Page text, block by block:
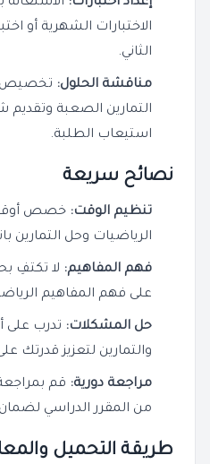
الاختبارات الشهرية أو
الثاني.
مناقشة الحلول: تخصيص
التمارين الصعبة
استيعاب الطلبة.
نصائح سريعة
تنظيم الوقت: خصص
الرياضيات وحل التمارين
فهم المفاهيم: لا تكتفِ
على فهم المفاهيم
حل المشكلات: تدرب على
والتمارين لتعزيز قدرتك
مراجعة دورية: قم
من المقرر الدراسي
طريقة التحميل